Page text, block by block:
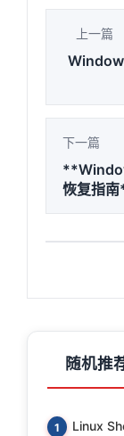
上一篇
下一篇
恢复指
随机推
1
Linux